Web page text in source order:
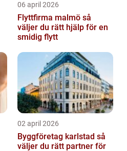
06 april 2026
Flyttfirma malmö så
väljer du rätt hjälp för en
smidig flytt
02 april 2026
Byggföretag karlstad så
väljer du rätt partner för